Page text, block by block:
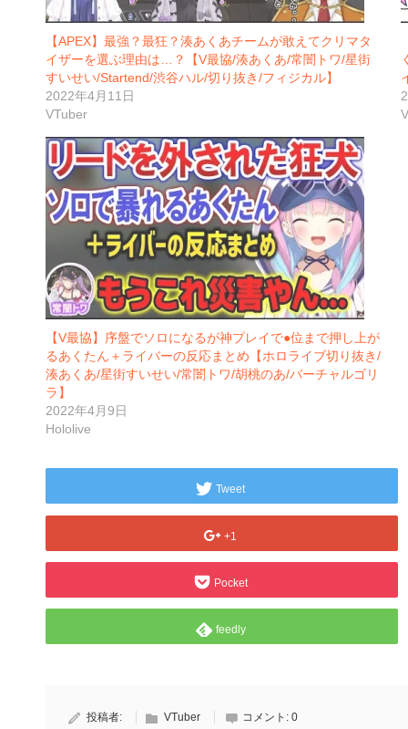
【APEX】最強？最狂？湊あくあチームが敢えてクリマタ
イザーを選ぶ理由は…？【V最協/湊あくあ/常闇トワ/星街
すいせい/Startend/渋谷ハル/切り抜き/フィジカル】
2022年4月11日
VTuber
【V最協】序盤でソロになるが神プレイで●位まで押し上が
るあくたん＋ライバーの反応まとめ【ホロライブ切り抜き/
湊あくあ/星街すいせい/常闇トワ/胡桃のあ/バーチャルゴリ
ラ】
2022年4月9日
Hololive
Tweet
+1
Pocket
feedly
投稿者: VTuber コメント: 0